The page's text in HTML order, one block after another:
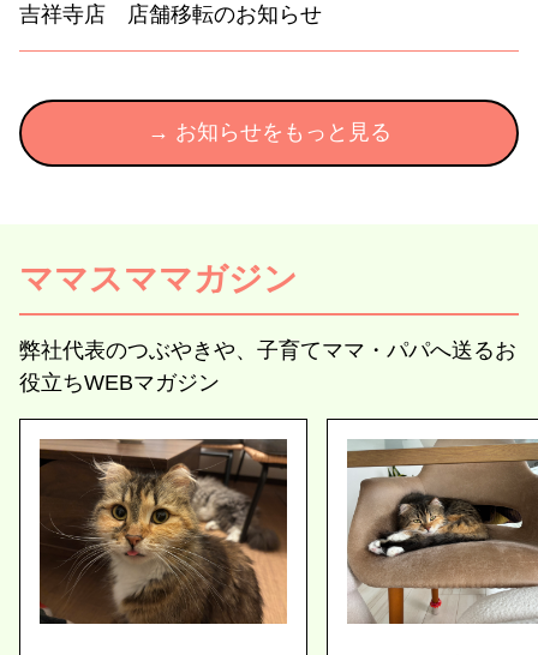
吉祥寺店 店舗移転のお知らせ
→ お知らせをもっと見る
ママスママガジン
弊社代表のつぶやきや、子育てママ・パパへ送るお
役立ちWEBマガジン